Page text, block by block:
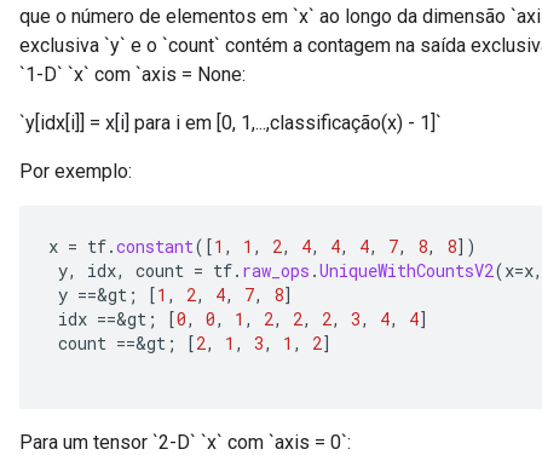
que o número de elementos em `x` ao longo da dimensão
exclusiva `y` e o `count` contém a contagem na saída
`1-D` `x` com `axis = None:
`y[idx[i]] = x[i] para i em [0, 1,...,classificação(x) - 1]`
Por exemplo:
x = tf.constant( [1 , 1 , 2, 4, 4, 4, 7, 8, 8] )
y, idx, count = tf. raw_ops .UniqueWithCountsV2(x=x,
y ==&gt ; [1 , 2, 4, 7, 8]
idx ==&gt ; [0, 0, 1 , 2, 2, 2, 3, 4, 4]
count ==&gt ; [2, 1 , 3, 1 , 2]
Para um tensor `2-D` `x` com `axis = 0`: